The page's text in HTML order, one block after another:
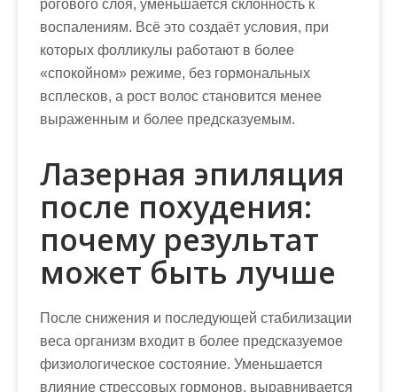
рогового слоя, уменьшается склонность к
воспалениям. Всё это создаёт условия, при
которых фолликулы работают в более
«спокойном» режиме, без гормональных
всплесков, а рост волос становится менее
выраженным и более предсказуемым.
Лазерная эпиляция
после похудения:
почему результат
может быть лучше
После снижения и последующей стабилизации
веса организм входит в более предсказуемое
физиологическое состояние. Уменьшается
влияние стрессовых гормонов, выравнивается